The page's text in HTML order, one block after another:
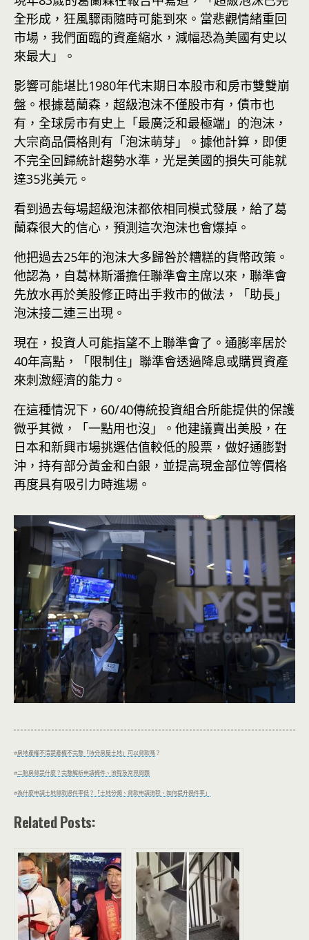
全形成，狂風驟雨隨時可能到來。當悲觀情緒重回
市場，我們面臨的資產縮水，減幅恐為美國有史以
來最大」。
影響可能堪比1980年代末期日本股市和房市雙雙崩
盤。根據葛蘭森，超級泡沫不僅股市有，債市也
有，全球房市有史上「最廣泛和最極端」的泡沫，
大宗商品價格則有「泡沫萌芽」。據他計算，即便
不完全回歸統計趨勢水準，光是美國的損失可能就
達35兆美元。
看到過去每場超級泡沫都依相同模式發展，給了葛
蘭森很大的信心，預測這次泡沫也會爆掉。
他把過去25年的泡沫大多歸咎於糟糕的貨幣政策。
他認為，自葛林斯潘擔任聯準會主席以來，聯準會
先放水再於美股修正時出手救市的做法，「助長」
泡沫接二連三出現。
現在，投資人可能指望不上聯準會了。通膨率居於
40年高點，「限制住」聯準會透過降息或購買資產
來刺激經濟的能力。
在這種情況下，60/40傳統投資組合所能提供的保護
微乎其微，「一點用也沒」。他建議賣出美股，在
日本和新興市場挑選估值較低的股票，做好通膨對
沖，持有部分黃金和白銀，並提高現金部位等價格
再度具有吸引力時進場。
#房地產權不清楚產權不完整「持分房屋土地」可以貸款嗎？
#二胎房貸是什麼？完整解析申請條件、流程及常見問題
#為什麼申請土地貸款過件率低？「土地分類、貸款申請流程、如何提升過件率」
Related Posts: